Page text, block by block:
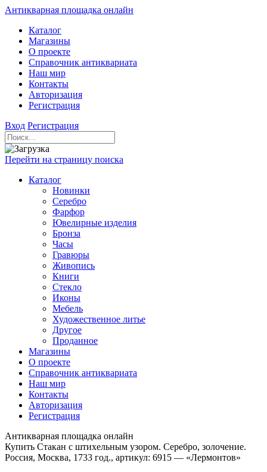
Антикварная площадка онлайн
Каталог
Магазины
О проекте
Справочник антиквариата
Наш мир
Контакты
Авторизация
Регистрация
Вход Регистрация
Перейти на страницу поиска
Каталог
Новинки
Серебро
Фарфор
Ювелирные изделия
Бронза
Часы
Гравюры
Живопись
Книги
Стекло
Иконы
Мебель
Художественное литье
Другое
Проданное
Магазины
О проекте
Справочник антиквариата
Наш мир
Контакты
Авторизация
Регистрация
Антикварная площадка онлайн
Купить Стакан с штихельным узором. Серебро, золочение.
Россия, Москва, 1733 год., артикул: 6915 — «Лермонтов»